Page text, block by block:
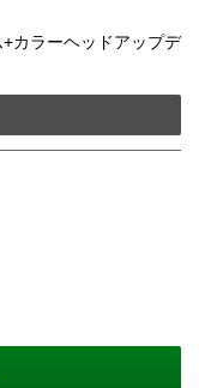
カラーヘッドアップデ